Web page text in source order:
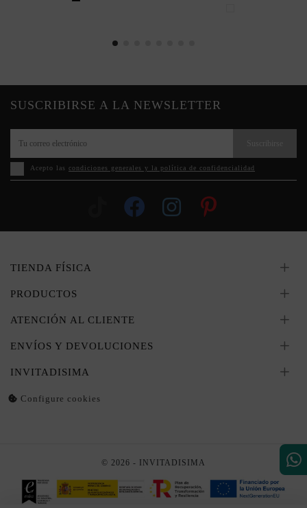
SUSCRIBIRSE A LA NEWSLETTER
Acepto las condiciones generales y la política de confidencialidad
TIENDA FÍSICA
PRODUCTOS
ATENCIÓN AL CLIENTE
ENVÍOS Y DEVOLUCIONES
INVITADISIMA
Configure cookies
© 2026 - INVITADISIMA